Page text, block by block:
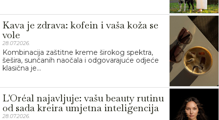
Kava je zdrava: kofein i vaša koža se
vole
28.07.2026.
Kombinacija zaštitne kreme širokog spektra,
šešira, sunčanih naočala i odgovarajuće odjeće
klasična je...
L'Oréal najavljuje: vašu beauty rutinu
od sada kreira umjetna inteligencija
28.07.2026.